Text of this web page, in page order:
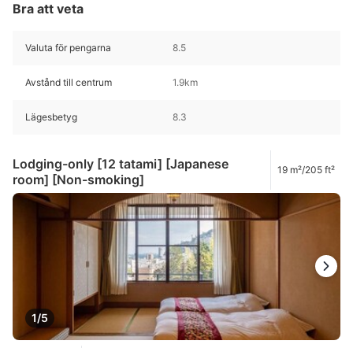
Bra att veta
Valuta för pengarna 8.5
Avstånd till centrum 1.9km
Lägesbetyg 8.3
Lodging-only [12 tatami] [Japanese
room] [Non-smoking]
19 m²/205 ft²
1/5